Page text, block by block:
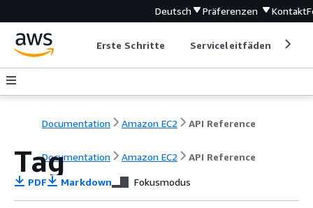
Deutsch Präferenzen Kontakt
Erste Schritte Serviceleitfäden
Documentation Amazon EC2 API Reference
Documentation Amazon EC2 API Reference
Tag
PDF Markdown Fokusmodus